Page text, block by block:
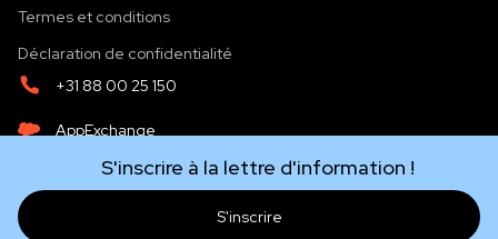
Termes et conditions
Déclaration de confidentialité
+31 88 00 25 150
AppExchange
info@gomeddo.com
S'inscrire à la lettre d'information !
S'inscrire